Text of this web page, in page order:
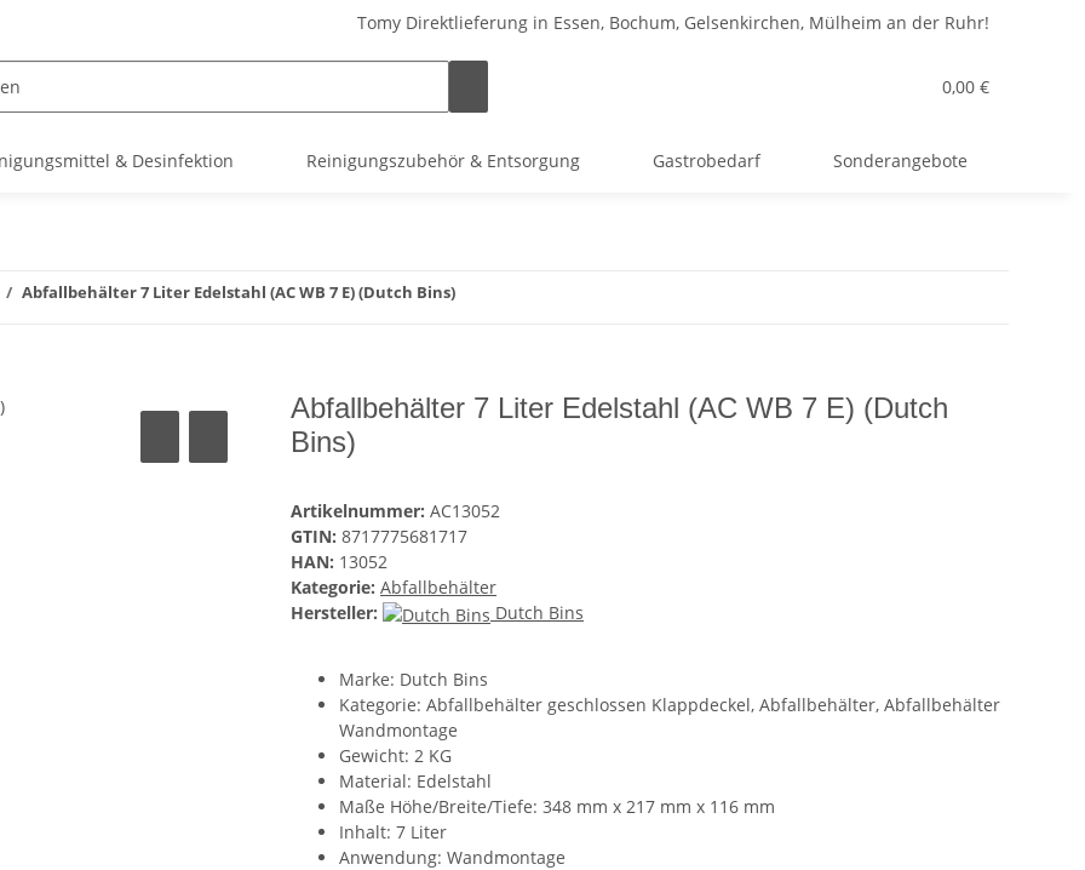
Tomy Direktlieferung in Essen, Bochum, Gelsenkirchen, Mülheim an der Ruhr!
0,00 €
& Desinfektion Reinigungszubehör & Entsorgung Gastrobedarf Sonderangebote
Abfallbehälter 7 Liter Edelstahl (AC WB 7 E) (Dutch Bins)
Abfallbehälter 7 Liter Edelstahl (AC WB 7 E) (Dutch
Bins)
Artikelnummer: AC13052
GTIN: 8717775681717
HAN: 13052
Kategorie: Abfallbehälter
Hersteller:
Dutch Bins
Marke: Dutch Bins
Kategorie: Abfallbehälter geschlossen Klappdeckel, Abfallbehälter, Abfallbehälter
Wandmontage
Gewicht: 2 KG
Material: Edelstahl
Maße Höhe/Breite/Tiefe: 348 mm x 217 mm x 116 mm
Inhalt: 7 Liter
Anwendung: Wandmontage